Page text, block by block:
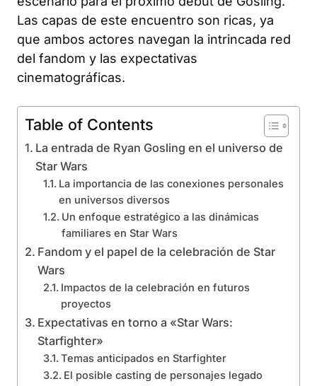
Las capas de este encuentro son ricas, ya
que ambos actores navegan la intrincada red
del fandom y las expectativas
cinematográficas.
Table of Contents
La entrada de Ryan Gosling en el universo de
Star Wars
La importancia de las conexiones personales
en universos diversos
Un enfoque estratégico a las dinámicas
familiares en Star Wars
Fandom y el papel de la celebración de Star
Wars
Impactos de la celebración en futuros
proyectos
Expectativas en torno a «Star Wars:
Starfighter»
Temas anticipados en Starfighter
El posible casting de personajes legado